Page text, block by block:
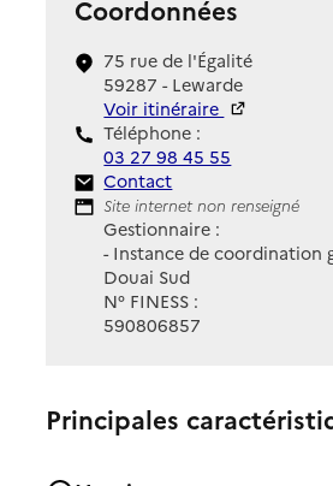
Coordonnées
75 rue de l'Égalité
59287 - Lewarde
Voir itinéraire
Téléphone :
03 27 98 45 55
Contact
Contact
Site Internet
Site internet non renseigné
Gestionnaire :
- Instance de coordination
Douai Sud
N° FINESS :
590806857
Principales